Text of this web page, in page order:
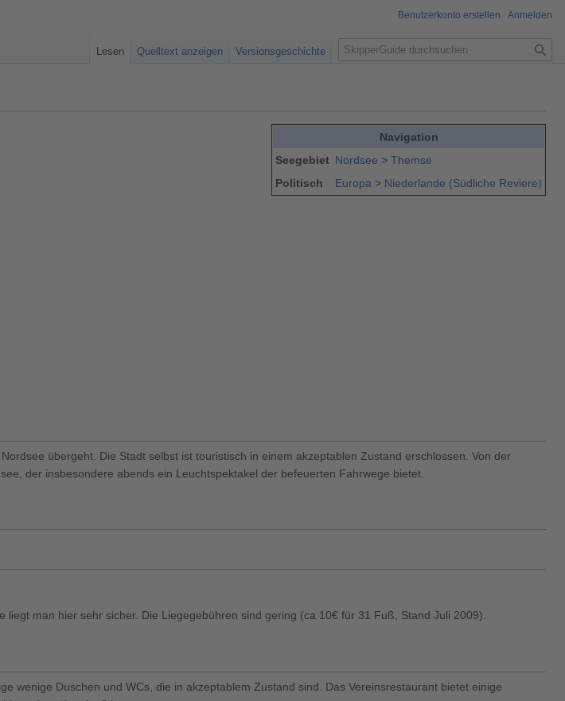
Navigation
Seegebiet Nordsee > Themse
Politisch
Europa > Niederlande (Südliche Reviere)
übergeht. Die Stadt selbst ist touristisch in einem akzeptablen Zustand erschlossen. Von der
der insbesondere abends ein Leuchtspektakel der befeuerten Fahrwege bietet.
liegt man hier sehr sicher. Die Liegegebühren sind gering (ca 10€ für 31 Fuß, Stand Juli 2009).
wenige Duschen und WCs, die in akzeptablem Zustand sind. Das Vereinsrestaurant bietet einige
Benutzerkonto erstellen Anmelden
Lesen Quelltext anzeigen Versionsgeschichte
S
u
e